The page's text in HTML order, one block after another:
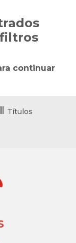
continuar
Títulos